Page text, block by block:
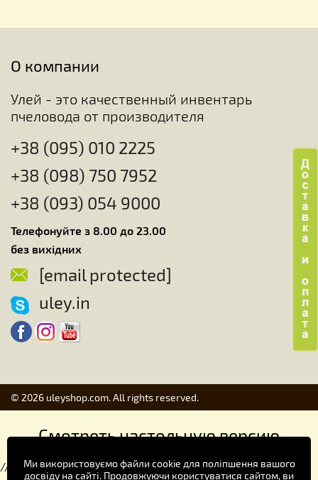
О компании
Улей - это качественный инвентарь
пчеловода от производителя
+38 (095) 010 2225
+38 (098) 750 7952
+38 (093) 054 9000
Телефонуйте з 8.00 до 23.00
без вихідних
[email protected]
uley.in
© 2026 uleyshop.com. All rights reserved.
Ми використовуємо файли cookie для поліпшення вашого
досвіду на сайті. Продовжуючи користуватися сайтом, ви
Смотреть настольную версию
//